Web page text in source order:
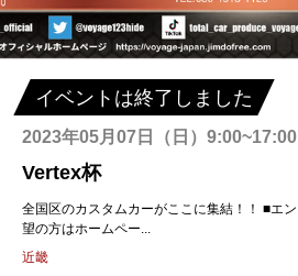
イベントは終了しました
2023年05月07日（日）9:00~17:00
Vertex杯
全国区のカスタムカーがここに集結！！ ■エントリー方法 エントリーご希
望の方はホームペー...
近畿